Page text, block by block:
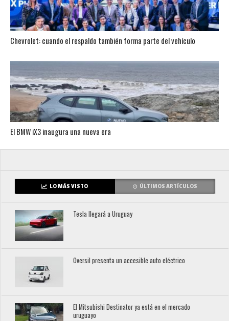
Chevrolet: cuando el respaldo también forma parte del vehículo
El BMW iX3 inaugura una nueva era
LO MÁS VISTO ÚLTIMOS ARTÍCULOS
Tesla llegará a Uruguay
Oversil presenta un accesible auto eléctrico
El Mitsubishi Destinator ya está en el mercado
uruguayo